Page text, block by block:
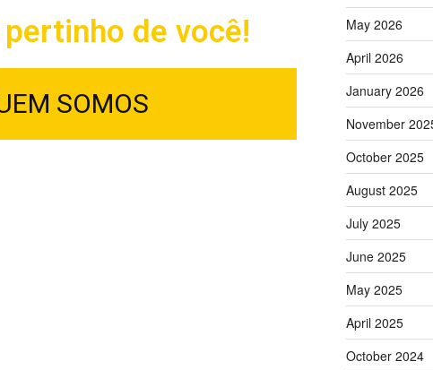
de você!
SOMOS
May 2026
April 2026
January 2026
November
October 2025
August 2025
July 2025
June 2025
May 2025
April 2025
October 2024